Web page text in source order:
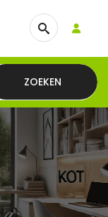
ZOEKEN